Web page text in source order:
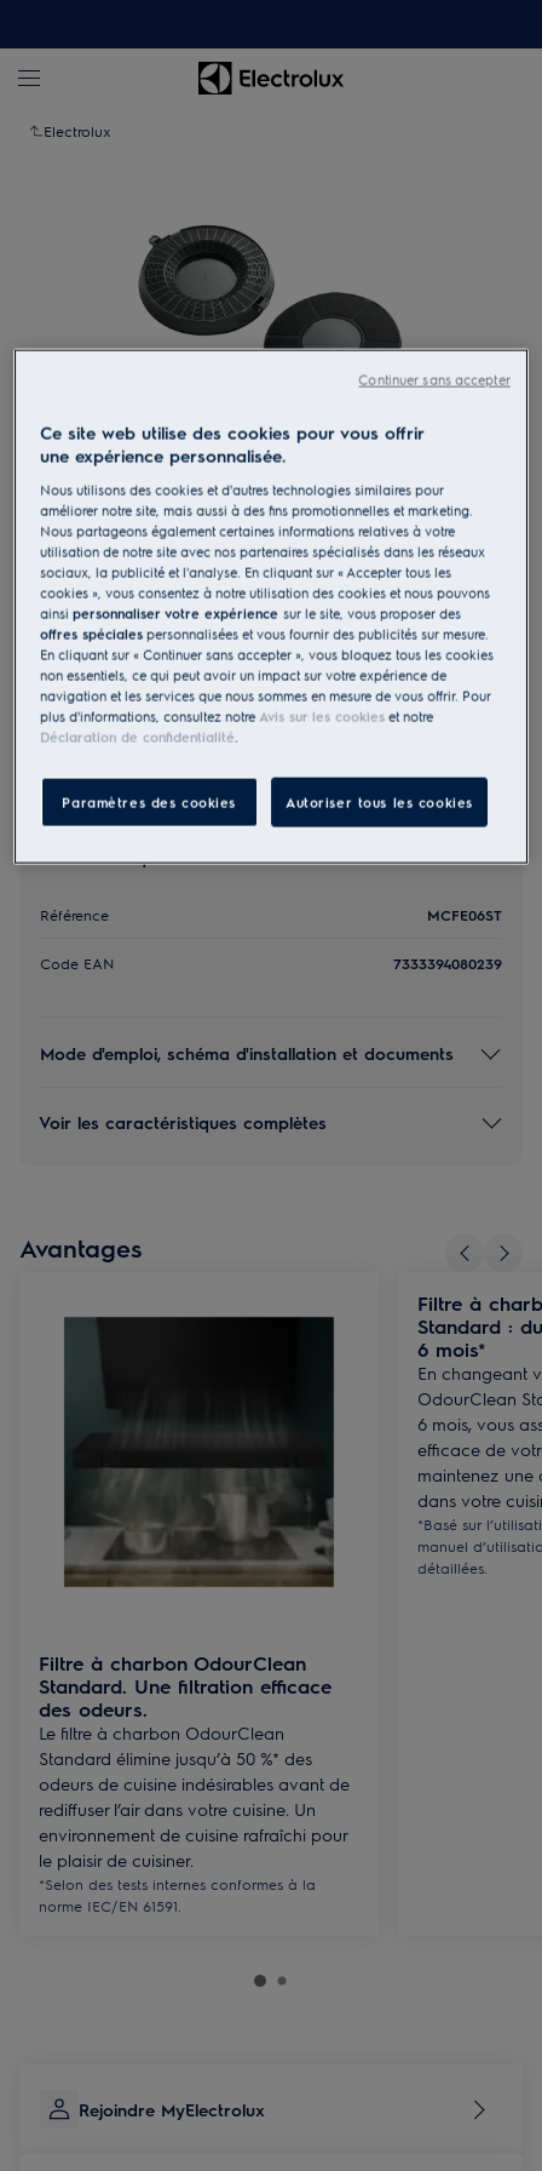
Electrolux
MCFE06ST
Filtre à charbon OdourClean
Standard
39,00 €
Référence MCFE06ST
Code EAN 7333394080239
Mode d'emploi, schéma d'installation et documents
Voir les caractéristiques complètes
Avantages
Filtre à charbon OdourClean
Standard. Une filtration efficace
des odeurs.
Le filtre à charbon OdourClean
Standard élimine jusqu’à 50 %* des
odeurs de cuisine indésirables avant de
rediffuser l’air dans votre cuisine. Un
environnement de cuisine rafraîchi pour
le plaisir de cuisiner.
*Selon des tests internes conformes à la
norme IEC/EN 61591.
Filtre à
Standard :
6 mois*
En changeant
OdourClean
6 mois, vous
efficace de
maintenez une
dans votre
*Basé sur
manuel
détaillées.
Rejoindre MyElectrolux
Ce site web utilise des cookies pour vous offrir
une expérience personnalisée.
Nous utilisons des cookies et d'autres technologies similaires pour
améliorer notre site, mais aussi à des fins promotionnelles et marketing.
Nous partageons également certaines informations relatives à votre
utilisation de notre site avec nos partenaires spécialisés dans les réseaux
sociaux, la publicité et l'analyse. En cliquant sur « Accepter tous les
cookies », vous consentez à notre utilisation des cookies et nous pouvons
ainsipersonnaliser votre expériencesur le site, vous proposer des
offres spéciales personnalisées et vous fournir des publicités sur mesure.
En cliquant sur « Continuer sans accepter », vous bloquez tous les cookies
non essentiels, ce qui peut avoir un impact sur votre expérience de
navigation et les services que nous sommes en mesure de vous offrir. Pour
plus d'informations, consultez notre Avis sur les cookies et notre
Déclaration de confidentialité.
Paramètres des cookies Autoriser tous les cookies
Continuer sans accepter